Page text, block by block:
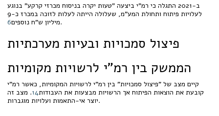
ב-2021 התגלה כי רמ"י ביצעה "טעות יקרה בניסוח מכרזי קרקע" בנוגע
לעלויות פיתוח ותחולת המע"מ, שעלולה הייתה לעלות לזוכה במכרז כ-9
מיליון ש"ח נוספים6 .
פיצול סמכויות ובעיות מערכתיות
הממשק בין רמ"י לרשויות מקומיות
קיים מצב של "פיצול סמכויות" בין רמ"י לרשויות המקומיות, כאשר רמ"י
קובעת את הוצאות הפיתוח אך הרשויות מבצעות את העבודות14. מצב זה
יוצר אי-התאמות ועלויות מוגברות.